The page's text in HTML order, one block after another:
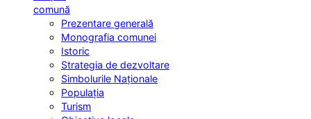
comună
Prezentare generală
Monografia comunei
Istoric
Strategia de dezvoltare
Simbolurile Naționale
Populația
Turism